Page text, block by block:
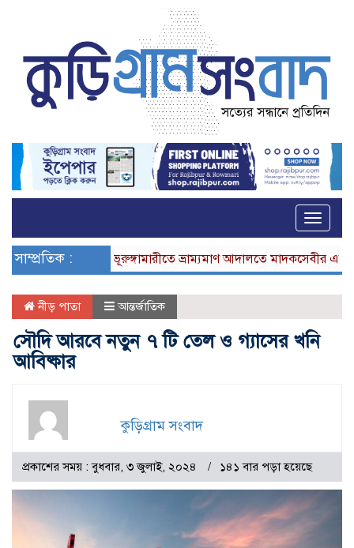
Toggle
সাম্প্রতিক :ভূরুঙ্গামারীতে ভ্রাম্যমাণ আদালতে মাদকসেবীর এক মাসের
নীড় পাতা আন্তর্জাতিক
সৌদি আরবে নতুন ৭ টি তেল ও গ্যাসের খনি
আবিষ্কার
কুড়িগ্রাম সংবাদ
প্রকাশের সময় : বুধবার, ৩ জুলাই, ২০২৪ ১৪১ বার পড়া হয়েছে